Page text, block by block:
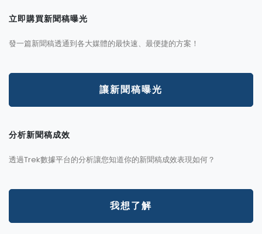
立即購買新聞稿曝光
發一篇新聞稿透通到各大媒體的最快速、最便捷的方案！
讓新聞稿曝光
分析新聞稿成效
透過Trek數據平台的分析讓您知道你的新聞稿成效表現如何？
我想了解